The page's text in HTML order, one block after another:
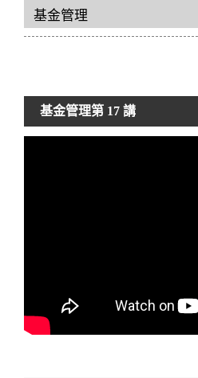
基金管理第 17 講